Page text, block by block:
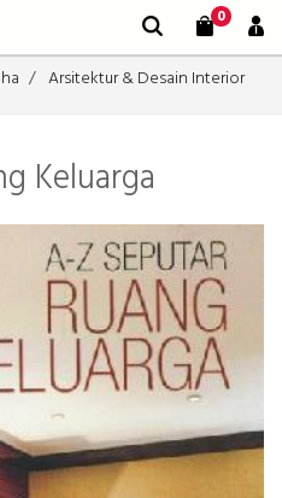
0
Arsitektur & Desain Interior
Keluarga